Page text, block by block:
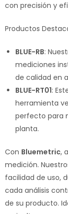
con precisión y
Productos
BLUE-RB:
mediciones
de calidad en
BLUE-RT01:
herramienta
perfecto para
planta.
Con Bluemetric,
medición.
facilidad de uso,
cada análisis
de su producto.